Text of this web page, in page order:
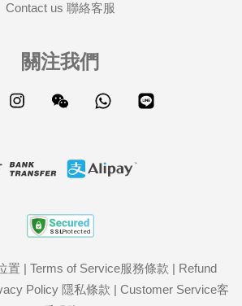
Contact us 聯絡客服
關注我們
Instagram Wechat Whatsapp
置 | Terms of Service服務條款 | Refund
Policy 隱私條款 | Customer Service客